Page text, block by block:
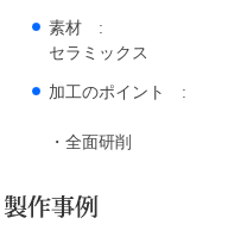
素材 :
セラミックス
加工のポイント :
・全面研削